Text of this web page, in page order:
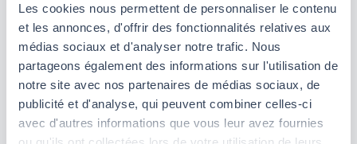
Les cookies nous permettent de personnaliser le contenu
et les annonces, d'offrir des fonctionnalités relatives aux
médias sociaux et d'analyser notre trafic. Nous
partageons également des informations sur l'utilisation de
notre site avec nos partenaires de médias sociaux, de
publicité et d'analyse, qui peuvent combiner celles-ci
avec d'autres informations que vous leur avez fournies
Type d’établissement :lycée public
Admission :vous devrez candidater en passant
par Parcoursup ; en 2024, 23 places étaient
ouvertes, et le taux d’accès était de 40,4 %, et
plus spécifiquement de 71 % pour les élèves issus
d’un bac général, 35 % pour ceux issus d’un bac